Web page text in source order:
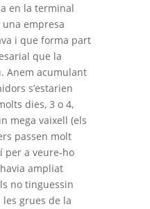
en la terminal
empresa
i que forma part
que la
Anem acumulant
s’estarien
dies, 3 o 4,
mega vaixell (els
passen molt
per a veure-ho
ampliat
no tinguessin
grues de la